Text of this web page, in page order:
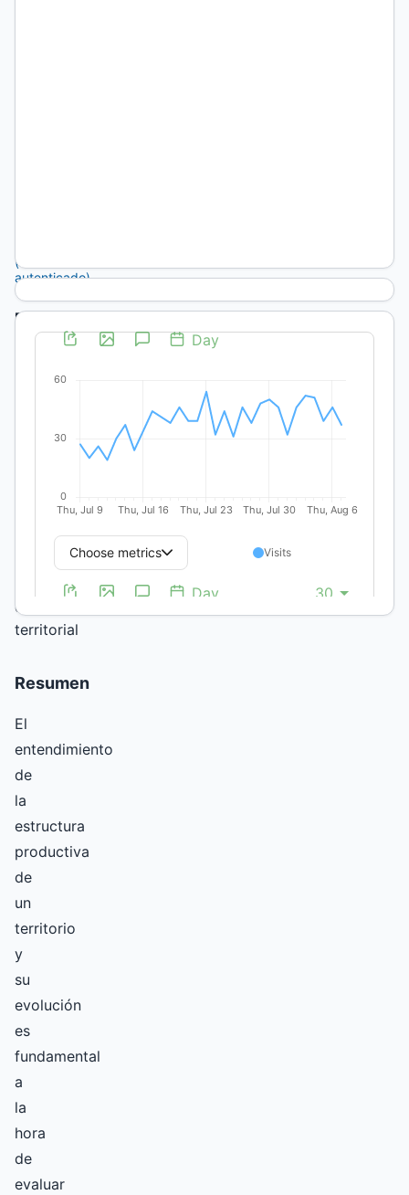
(no
autenticado)
DOI:
https://doi.org/10.19137/perspectivas-
v14n1a08
clave:
productiva,
diversificación,
agregado
centralización
territorial
Resumen
El
entendimiento
de
la
estructura
productiva
de
un
territorio
y
su
evolución
es
fundamental
a
la
hora
de
evaluar